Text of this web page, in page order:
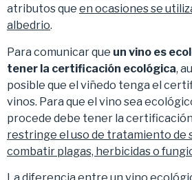
atributos que en ocasiones se
albedrio.
Para comunicar que un vino es
tener la certificación ecológica,
posible que el viñedo tenga el
vinos. Para que el vino sea
procede debe tener la
restringe el uso de tratamiento de
combatir plagas, herbicidas o